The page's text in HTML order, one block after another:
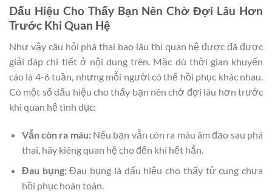
Dấu Hiệu Cho Thấy Bạn Nên Chờ Đợi Lâu Hơn
Trước Khi Quan Hệ
Như vậy câu hỏi phá thai bao lâu thì quan hệ được đã được
giải đáp chi tiết ở nội dung trên. Mặc dù thời gian khuyến
cáo là 4-6 tuần, nhưng mỗi người có thể hồi phục khác nhau.
Có một số dấu hiệu cho thấy bạn nên chờ đợi lâu hơn trước
khi quan hệ tình dục:
Vẫn còn ra máu:Nếu bạn vẫn còn ra máu âm đạo sau phá
thai, hãy kiêng quan hệ cho đến khi hết hẳn.
Đau bụng:Đau bụng là dấu hiệu cho thấy tử cung chưa
hồi phục hoàn toàn.